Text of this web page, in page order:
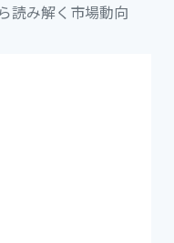
読み解く市場動向